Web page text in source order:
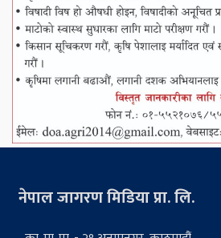
नेपाल जागरण मिडिया प्रा. लि.